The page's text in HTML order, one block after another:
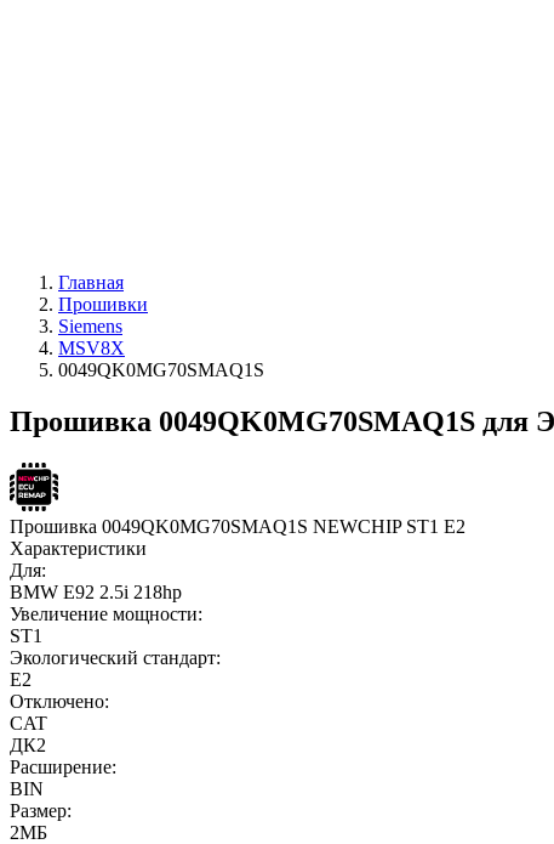
Главная
Прошивки
Siemens
MSV8X
0049QK0MG70SMAQ1S
Прошивка 0049QK0MG70SMAQ1S для
Прошивка 0049QK0MG70SMAQ1S NEWCHIP ST1 E2
Характеристики
Для:
BMW E92 2.5i 218hp
Увеличение мощности:
ST1
Экологический стандарт:
E2
Отключено:
CAT
ДК2
Расширение:
BIN
Размер:
2МБ